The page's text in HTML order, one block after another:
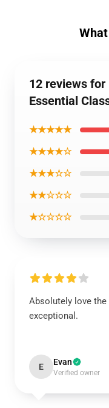
12 reviews for
Essential
★★★★★
★★★★☆
★★★☆☆
★★☆☆☆
★☆☆☆☆
Absolutely love
exceptional.
E Evan
Verified owner